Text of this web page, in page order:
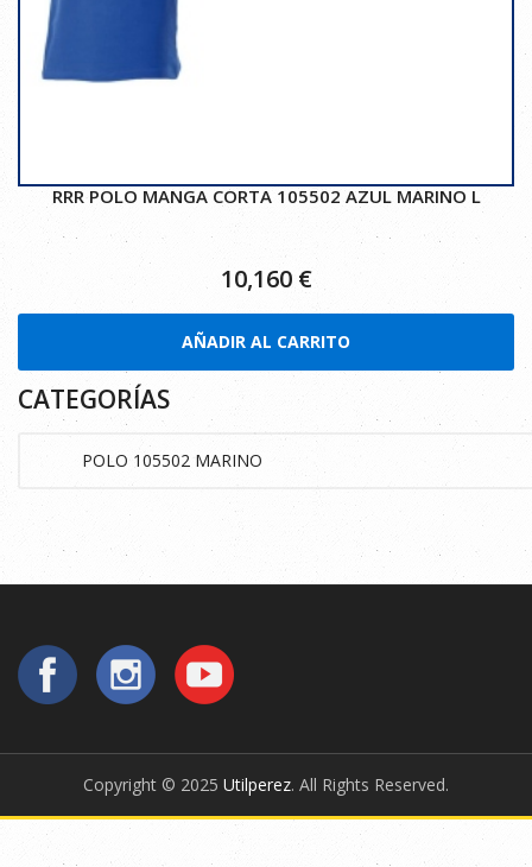
RRR POLO MANGA CORTA 105502 AZUL MARINO L
10,160 €
AÑADIR AL CARRITO
CATEGORÍAS
Copyright © 2025 Utilperez. All Rights Reserved.